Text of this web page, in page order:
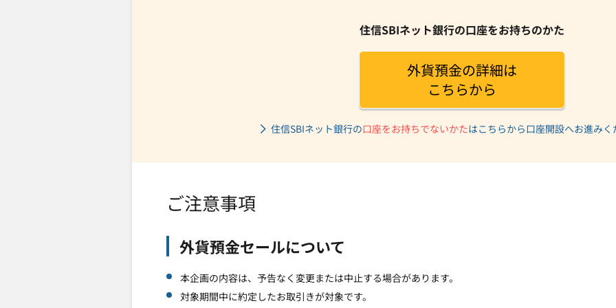
住信SBIネット銀行の口座をお持ちのかた
外貨預金の詳細は
こちらから
住信SBIネット銀行の口座をお持ちでないかたはこちらから口座開設へお進みく
ご注意事項
外貨預金セールについて
本企画の内容は、予告なく変更または中止する場合があります。
対象期間中に約定したお取引きが対象です。